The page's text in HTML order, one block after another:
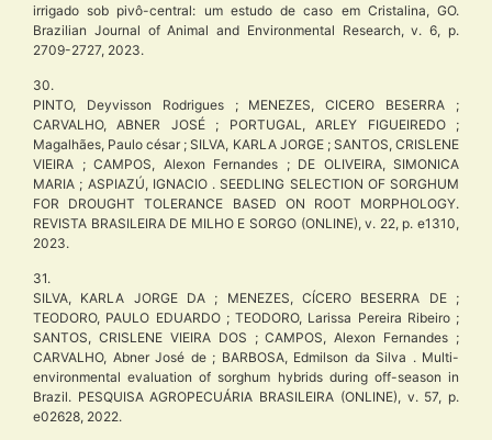
irrigado sob pivô-central: um estudo de caso em Cristalina, GO.
Brazilian Journal of Animal and Environmental Research, v. 6, p.
2709-2727, 2023.
30.
PINTO, Deyvisson Rodrigues ; MENEZES, CICERO BESERRA ;
CARVALHO, ABNER JOSÉ ; PORTUGAL, ARLEY FIGUEIREDO ;
Magalhães, Paulo césar ; SILVA, KARLA JORGE ; SANTOS, CRISLENE
VIEIRA ; CAMPOS, Alexon Fernandes ; DE OLIVEIRA, SIMONICA
MARIA ; ASPIAZÚ, IGNACIO . SEEDLING SELECTION OF SORGHUM
FOR DROUGHT TOLERANCE BASED ON ROOT MORPHOLOGY.
REVISTA BRASILEIRA DE MILHO E SORGO (ONLINE), v. 22, p. e1310,
2023.
31.
SILVA, KARLA JORGE DA ; MENEZES, CÍCERO BESERRA DE ;
TEODORO, PAULO EDUARDO ; TEODORO, Larissa Pereira Ribeiro ;
SANTOS, CRISLENE VIEIRA DOS ; CAMPOS, Alexon Fernandes ;
CARVALHO, Abner José de ; BARBOSA, Edmilson da Silva . Multi-
environmental evaluation of sorghum hybrids during off-season in
Brazil. PESQUISA AGROPECUÁRIA BRASILEIRA (ONLINE), v. 57, p.
e02628, 2022.